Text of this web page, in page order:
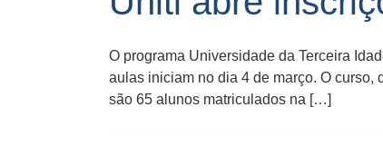
O programa Universidade da Terceira
aulas iniciam no dia 4 de março. O curso,
são 65 alunos matriculados na […]